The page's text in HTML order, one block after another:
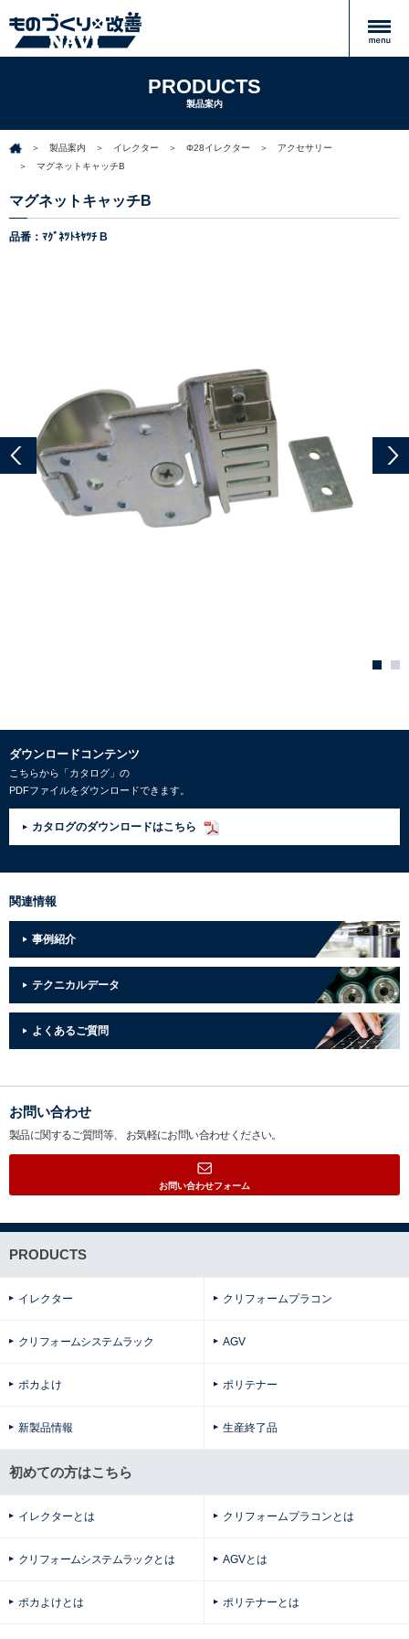
PRODUCTS
製品案内
製品案内 イレクター Φ28イレクター
アクセサリー
マグネットキャッチB
マグネットキャッチB
品番：ﾏｸﾞﾈﾂﾄｷﾔﾂﾁ B
ダウンロードコンテンツ
こちらから「カタログ」の
PDFファイルをダウンロードできます。
カタログのダウンロードはこちら
関連情報
事例紹介
テクニカルデータ
よくあるご質問
お問い合わせ
製品に関するご質問等、 お気軽にお問い合わせください。
お問い合わせフォーム
PRODUCTS
イレクター クリフォームプラコン
クリフォームシステムラック AGV
ポカよけ ポリテナー
新製品情報 生産終了品
初めての方はこちら
イレクターとは クリフォームプラコンとは
クリフォームシステムラックとは AGVとは
ポカよけとは ポリテナーとは